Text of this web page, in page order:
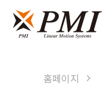
홈페이지